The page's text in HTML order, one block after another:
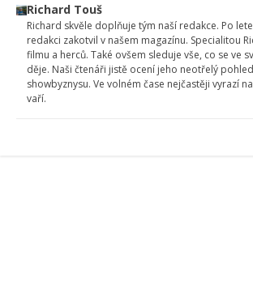
Richard Touš
Richard skvěle doplňuje tým naší redakce. Po
redakci zakotvil v našem magazínu. Specialitou
filmu a herců. Také ovšem sleduje vše, co se ve
děje. Naši čtenáři jistě ocení jeho neotřelý
showbyznysu. Ve volném čase nejčastěji vyrazí
vaří.